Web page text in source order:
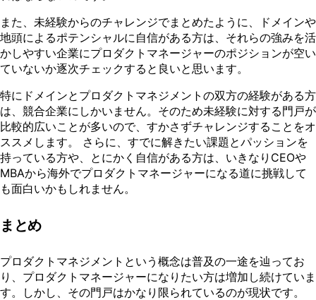
また、未経験からのチャレンジでまとめたように、ドメインや
地頭によるポテンシャルに自信がある方は、それらの強みを活
かしやすい企業にプロダクトマネージャーのポジションが空い
ていないか逐次チェックすると良いと思います。
特にドメインとプロダクトマネジメントの双方の経験がある方
は、競合企業にしかいません。そのため未経験に対する門戸が
比較的広いことが多いので、すかさずチャレンジすることをオ
ススメします。 さらに、すでに解きたい課題とパッションを
持っている方や、とにかく自信がある方は、いきなりCEOや
MBAから海外でプロダクトマネージャーになる道に挑戦して
も面白いかもしれません。
まとめ
プロダクトマネジメントという概念は普及の一途を辿ってお
り、プロダクトマネージャーになりたい方は増加し続けていま
す。しかし、その門戸はかなり限られているのが現状です。